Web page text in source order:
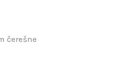
čerešne